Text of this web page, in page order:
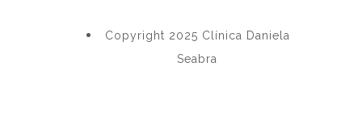
Copyright 2025 Clínica Daniela
Seabra